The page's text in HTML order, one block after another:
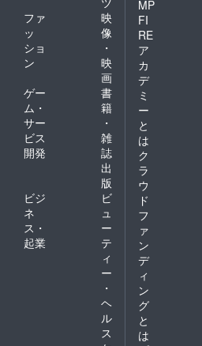
ファ
ッ
ショ
ン
映
像
・
映
画
ゲー
ム・
サー
ビス
開発
書
籍
・
雑
誌
出
版
ビジ
ネ
ス・
起業
ビ
ュ
ー
テ
ィ
ー
・
ヘ
ル
ス
MP
FI
RE
ア
カ
デ
ミ
ー
と
は
ク
ラ
ウ
ド
フ
ァ
ン
デ
ィ
ン
グ
と
は